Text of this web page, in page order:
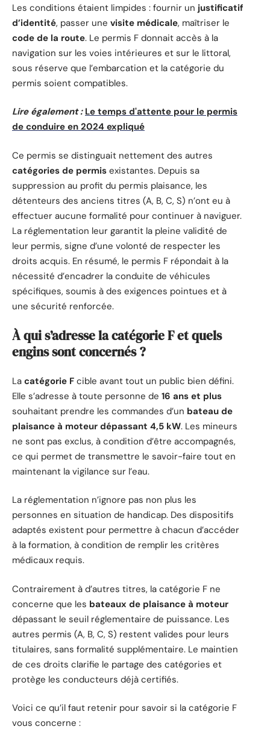
Les conditions étaient limpides : fournir un justificatif
d’identité, passer une visite médicale, maîtriser le
code de la route. Le permis F donnait accès à la
navigation sur les voies intérieures et sur le littoral,
sous réserve que l’embarcation et la catégorie du
permis soient compatibles.
Lire également : Le temps d'attente pour le permis
de conduire en 2024 expliqué
Ce permis se distinguait nettement des autres
catégories de permis existantes. Depuis sa
suppression au profit du permis plaisance, les
détenteurs des anciens titres (A, B, C, S) n’ont eu à
effectuer aucune formalité pour continuer à naviguer.
La réglementation leur garantit la pleine validité de
leur permis, signe d’une volonté de respecter les
droits acquis. En résumé, le permis F répondait à la
nécessité d’encadrer la conduite de véhicules
spécifiques, soumis à des exigences pointues et à
une sécurité renforcée.
À qui s’adresse la catégorie F et quels
engins sont concernés ?
La catégorie F cible avant tout un public bien défini.
Elle s’adresse à toute personne de 16 ans et plus
souhaitant prendre les commandes d’un bateau de
plaisance à moteur dépassant 4,5 kW. Les mineurs
ne sont pas exclus, à condition d’être accompagnés,
ce qui permet de transmettre le savoir-faire tout en
maintenant la vigilance sur l’eau.
La réglementation n’ignore pas non plus les
personnes en situation de handicap. Des dispositifs
adaptés existent pour permettre à chacun d’accéder
à la formation, à condition de remplir les critères
médicaux requis.
Contrairement à d’autres titres, la catégorie F ne
concerne que les bateaux de plaisance à moteur
dépassant le seuil réglementaire de puissance. Les
autres permis (A, B, C, S) restent valides pour leurs
titulaires, sans formalité supplémentaire. Le maintien
de ces droits clarifie le partage des catégories et
protège les conducteurs déjà certifiés.
Voici ce qu’il faut retenir pour savoir si la catégorie F
vous concerne :